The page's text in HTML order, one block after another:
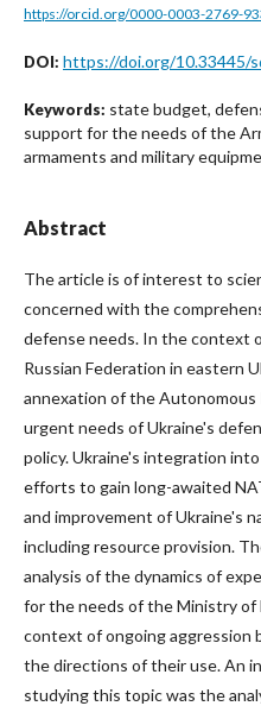
https://orcid.org/0000-0003-2769-
DOI: https://doi.org/10.33445/
Keywords: state budget,
support for the needs of the
armaments and military
Abstract
The article is of interest to
concerned with the
defense needs. In the context
Russian Federation in eastern
annexation of the Autonomous
urgent needs of Ukraine's
policy. Ukraine's integration
efforts to gain long-awaited
and improvement of Ukraine's
including resource provision.
analysis of the dynamics of
for the needs of the Ministry of
context of ongoing aggression
the directions of their use. An
studying this topic was the